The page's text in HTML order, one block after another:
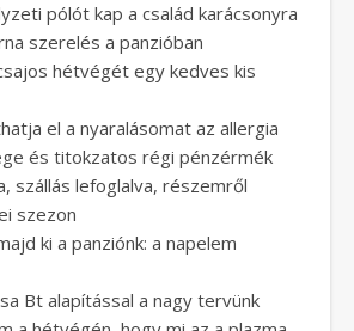
pólót kap a család karácsonyra
szerelés a panzióban
hétvégét egy kedves kis
el a nyaralásomat az allergia
és titokzatos régi pénzérmék
szállás lefoglalva, részemről
szezon
ki a panziónk: a napelem
Bt alapítással a nagy tervünk